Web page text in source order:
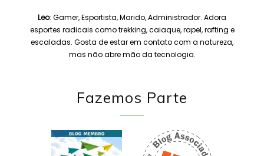
Leo: Gamer, Esportista, Marido, Administrador. Adora
esportes radicais como trekking, caiaque, rapel, rafting e
escaladas. Gosta de estar em contato com a natureza,
mas não abre mão da tecnologia.
Fazemos Parte